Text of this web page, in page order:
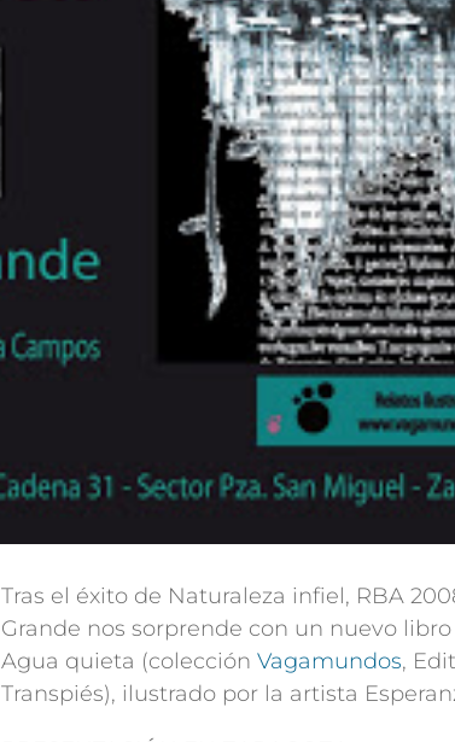
Tras el éxito de Naturaleza infiel, RBA
Grande nos sorprende con un nuevo
Agua quieta (colección Vagamundos,
Transpiés), ilustrado por la artista